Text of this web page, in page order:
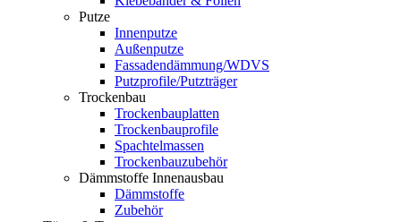
Putze
Innenputze
Außenputze
Fassadendämmung/WDVS
Putzprofile/Putzträger
Trockenbau
Trockenbauplatten
Trockenbauprofile
Spachtelmassen
Trockenbauzubehör
Dämmstoffe Innenausbau
Dämmstoffe
Zubehör